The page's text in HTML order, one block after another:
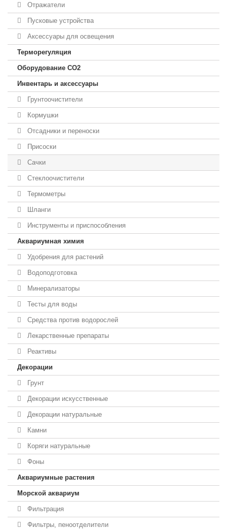
Отражатели
Пусковые устройства
Аксессуары для освещения
Терморегуляция
Оборудование CO2
Инвентарь и аксессуары
Грунтоочистители
Кормушки
Отсадники и переноски
Присоски
Сачки
Стеклоочистители
Термометры
Шланги
Инструменты и приспособления
Аквариумная химия
Удобрения для растений
Водоподготовка
Минерализаторы
Тесты для воды
Средства против водорослей
Лекарственные препараты
Реактивы
Декорации
Грунт
Декорации искусственные
Декорации натуральные
Камни
Коряги натуральные
Фоны
Аквариумные растения
Морской аквариум
Фильтрация
Фильтры, пеноотделители